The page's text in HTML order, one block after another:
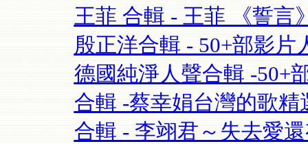
王菲 合輯 - 王菲 《誓言
殷正洋合輯 - 50+部影片
德國純淨人聲合輯 -50+
合輯 -蔡幸娟台灣的歌精
合輯 - 李翊君～失去愛